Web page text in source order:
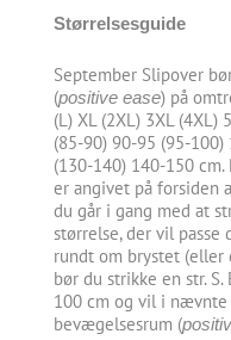
Størrelsesguide
September Slipover
(positive ease) på
(L) XL (2XL) 3XL (4XL)
(85-90) 90-95 (95-
(130-140) 140-150
er angivet på forsiden
du går i gang med at
størrelse, der vil passe
rundt om brystet (eller
bør du strikke en str.
100 cm og vil i
bevægelsesrum (